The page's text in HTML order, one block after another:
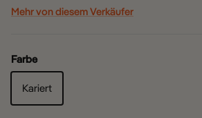
Mehr von diesem Verkäufer
Farbe
Kariert